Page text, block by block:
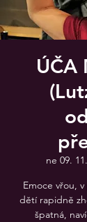
ÚČA
ne 09. 11.
Emoce vřou,
dětí rapidně
špatná,